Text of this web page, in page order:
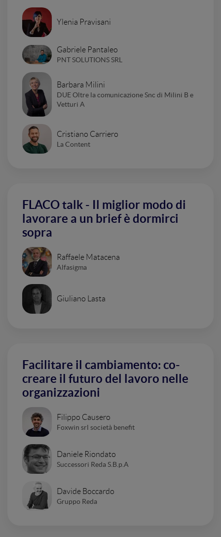
Ylenia Pravisani
Gabriele Pantaleo
PNT SOLUTIONS SRL
Barbara Milini
DUE Oltre la comunicazione Snc di Milini B e
Vetturi A
Cristiano Carriero
La Content
FLACO talk - Il miglior modo di
lavorare a un brief è dormirci
sopra
Raffaele Matacena
Alfasigma
Giuliano Lasta
Facilitare il cambiamento: co-
creare il futuro del lavoro nelle
organizzazioni
Filippo Causero
Foxwin srl società benefit
Daniele Riondato
Successori Reda S.B.p.A
Davide Boccardo
Gruppo Reda